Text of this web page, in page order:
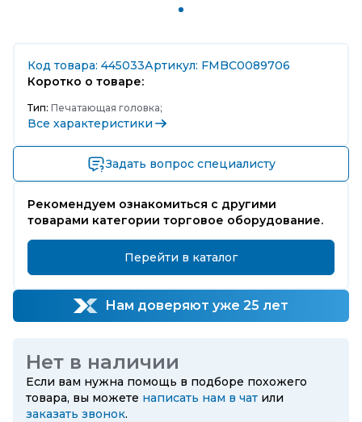
Код товара: 445033Артикул: FMBC0089706
Коротко о товаре:
Тип: Печатающая головка;
Все характеристики
Задать вопрос специалисту
Рекомендуем ознакомиться с другими
товарами категории торговое оборудование.
Перейти в каталог
Нам доверяют уже 25 лет
Нет в наличии
Если вам нужна помощь в подборе похожего
товара, вы можете написать нам в чат или
заказать звонок.